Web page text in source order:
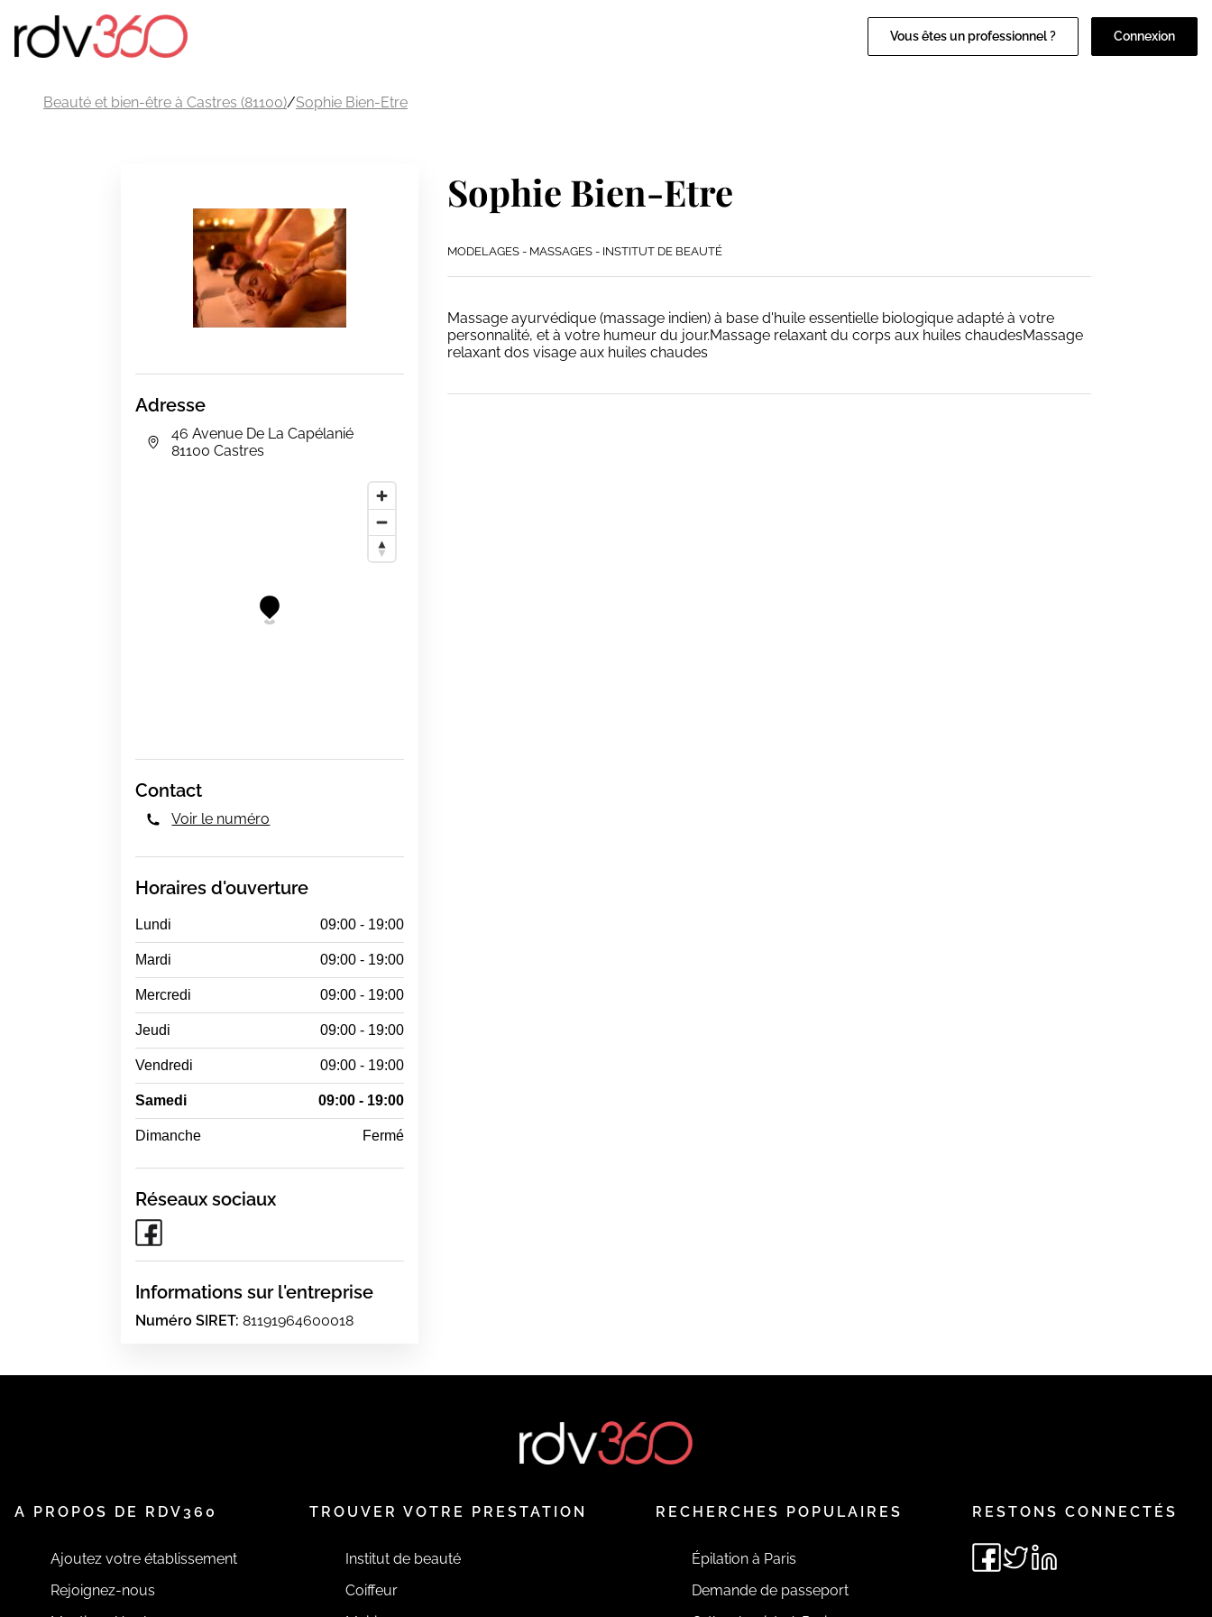
Vous êtes un professionnel ? Connexion
Beauté et bien-être à Castres (81100)/Sophie Bien-Etre
Adresse
46 Avenue De La Capélanié
81100 Castres
Contact
Voir le numéro
Horaires d'ouverture
Lundi 09:00 - 19:00
Mardi 09:00 - 19:00
Mercredi 09:00 - 19:00
Jeudi 09:00 - 19:00
Vendredi 09:00 - 19:00
Samedi 09:00 - 19:00
Dimanche Fermé
Réseaux sociaux
Informations sur l'entreprise
Numéro SIRET: 81191964600018
Sophie Bien-Etre
MODELAGES - MASSAGES - INSTITUT DE BEAUTÉ
Massage ayurvédique (massage indien) à base d'huile essentielle biologique adapté à votre
personnalité, et à votre humeur du jour.Massage relaxant du corps aux huiles chaudesMassage
relaxant dos visage aux huiles chaudes
A PROPOS DE RDV360
Ajoutez votre établissement
Rejoignez-nous
TROUVER VOTRE PRESTATION
Institut de beauté
Coiffeur
RECHERCHES POPULAIRES
Épilation à Paris
Demande de passeport
RESTONS CONNECTÉS